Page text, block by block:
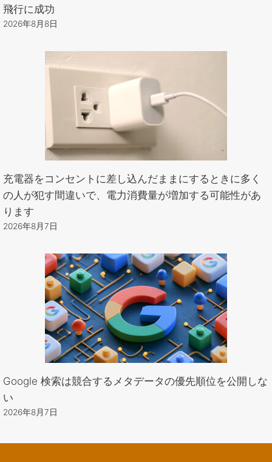
飛行に成功
2026年8月8日
充電器をコンセントに差し込んだままにするときに多く
の人が犯す間違いで、電力消費量が増加する可能性があ
ります
2026年8月7日
Google 検索は競合するメタデータの優先順位を公開しな
い
2026年8月7日